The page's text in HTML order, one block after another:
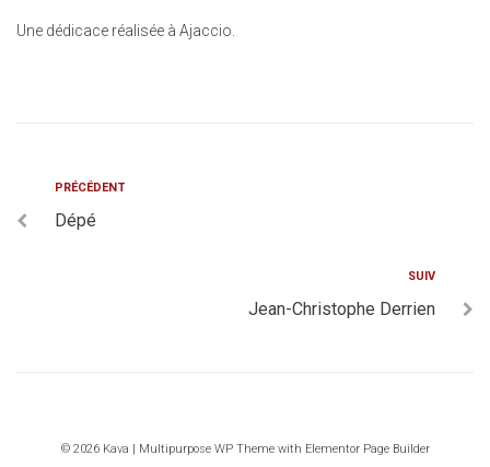
Une dédicace réalisée à Ajaccio.
PRÉCÉDENT
Dépé
SUIV
Jean-Christophe Derrien
© 2026 Kava | Multipurpose WP Theme with Elementor Page Builder